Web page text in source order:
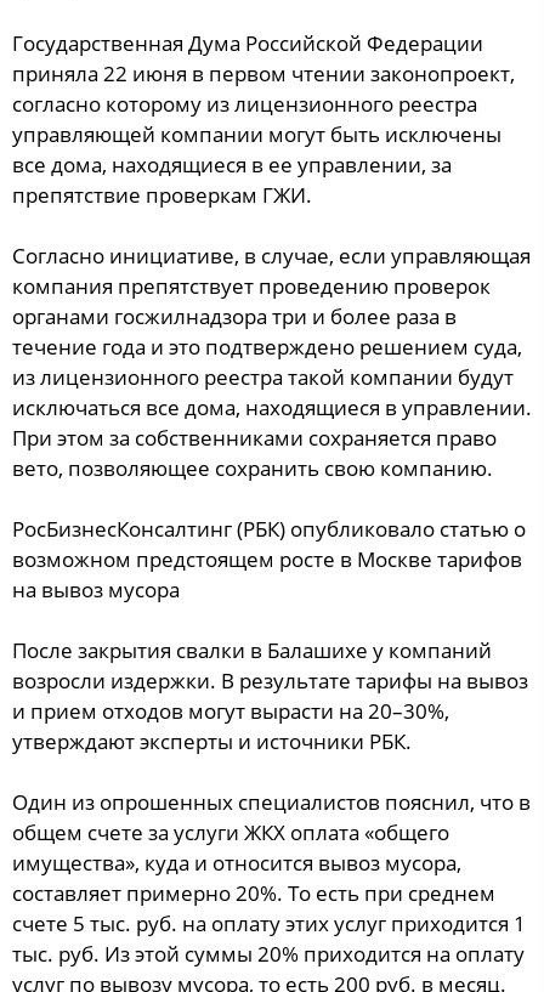
Государственная Дума Российской Федерации
приняла 22 июня в первом чтении законопроект,
согласно которому из лицензионного реестра
управляющей компании могут быть исключены
все дома, находящиеся в ее управлении, за
препятствие проверкам ГЖИ.
Согласно инициативе, в случае, если управляющая
компания препятствует проведению проверок
органами госжилнадзора три и более раза в
течение года и это подтверждено решением суда,
из лицензионного реестра такой компании будут
исключаться все дома, находящиеся в управлении.
При этом за собственниками сохраняется право
вето, позволяющее сохранить свою компанию.
РосБизнесКонсалтинг (РБК) опубликовало статью о
возможном предстоящем росте в Москве тарифов
на вывоз мусора
После закрытия свалки в Балашихе у компаний
возросли издержки. В результате тарифы на вывоз
и прием отходов могут вырасти на 20–30%,
утверждают эксперты и источники РБК.
Один из опрошенных специалистов пояснил, что в
общем счете за услуги ЖКХ оплата «общего
имущества», куда и относится вывоз мусора,
составляет примерно 20%. То есть при среднем
счете 5 тыс. руб. на оплату этих услуг приходится 1
тыс. руб. Из этой суммы 20% приходится на оплату
услуг по вывозу мусора, то есть 200 руб. в месяц.